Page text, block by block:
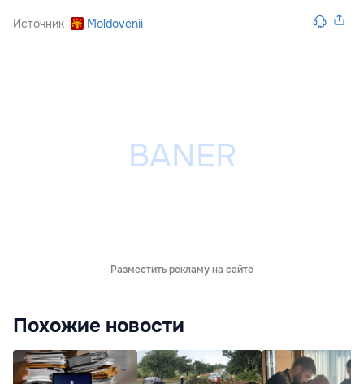
Источник Moldovenii
Разместить рекламу на сайте
Похожие новости